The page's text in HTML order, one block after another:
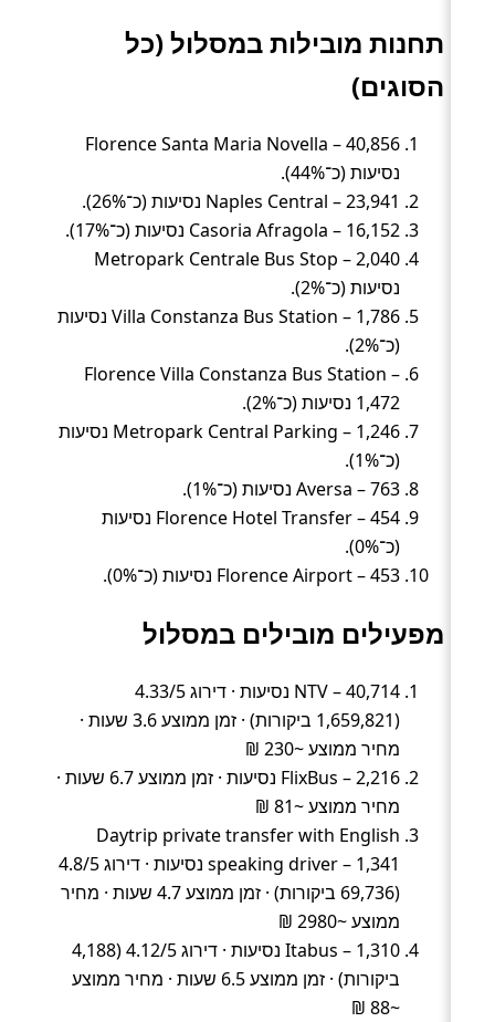
תחנות מובילות במסלול (כל
הסוגים)
Florence Santa Maria Novella – 40,856
נסיעות (כ־44%).
Naples Central – 23,941 נסיעות (כ־26%).
Casoria Afragola – 16,152 נסיעות (כ־17%).
Metropark Centrale Bus Stop – 2,040
נסיעות (כ־2%).
Villa Constanza Bus Station – 1,786 נסיעות
(כ־2%).
Florence Villa Constanza Bus Station –
1,472 נסיעות (כ־2%).
Metropark Central Parking – 1,246 נסיעות
(כ־1%).
Aversa – 763 נסיעות (כ־1%).
Florence Hotel Transfer – 454 נסיעות
(כ־0%).
Florence Airport – 453 נסיעות (כ־0%).
מפעילים מובילים במסלול
NTV – 40,714 נסיעות · דירוג 4.33/5
(1,659,821 ביקורות) · זמן ממוצע 3.6 שעות ·
מחיר ממוצע ~230 ₪
FlixBus – 2,216 נסיעות · זמן ממוצע 6.7 שעות ·
מחיר ממוצע ~81 ₪
Daytrip private transfer with English
speaking driver – 1,341 נסיעות · דירוג 4.8/5
(69,736 ביקורות) · זמן ממוצע 4.7 שעות · מחיר
ממוצע ~2980 ₪
Itabus – 1,310 נסיעות · דירוג 4.12/5 (4,188
ביקורות) · זמן ממוצע 6.5 שעות · מחיר ממוצע
~88 ₪